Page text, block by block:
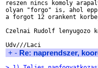
reszen nincs komoly
olyan "forgo" is, ahol
a forgot 12 orankent
Czelnai Rudolf
+ - Re: naprendszer,